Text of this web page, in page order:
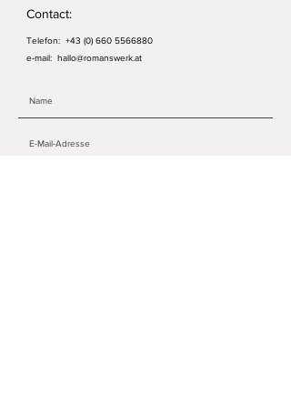
Contact:
Telefon: +43 (0) 660 5566880
e-mail: hallo@romanswerk.at